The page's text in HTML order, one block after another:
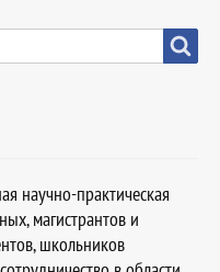
научно-практическая
магистрантов и
школьников